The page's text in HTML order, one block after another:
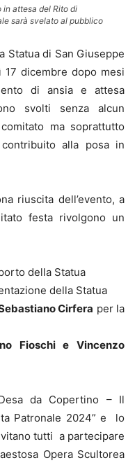
in attesa del Rito di
sarà svelato al pubblico
Statua di San Giuseppe
dicembre dopo mesi
di ansia e attesa
svolti senza alcun
ma soprattutto
alla posa in
riuscita dell’evento, a
festa rivolgono un
della Statua
della Statua
Cirfera per la
Fioschi e Vincenzo
Desa da Copertino – Il
Patronale 2024” e lo
tutti a partecipare
Opera Scultorea